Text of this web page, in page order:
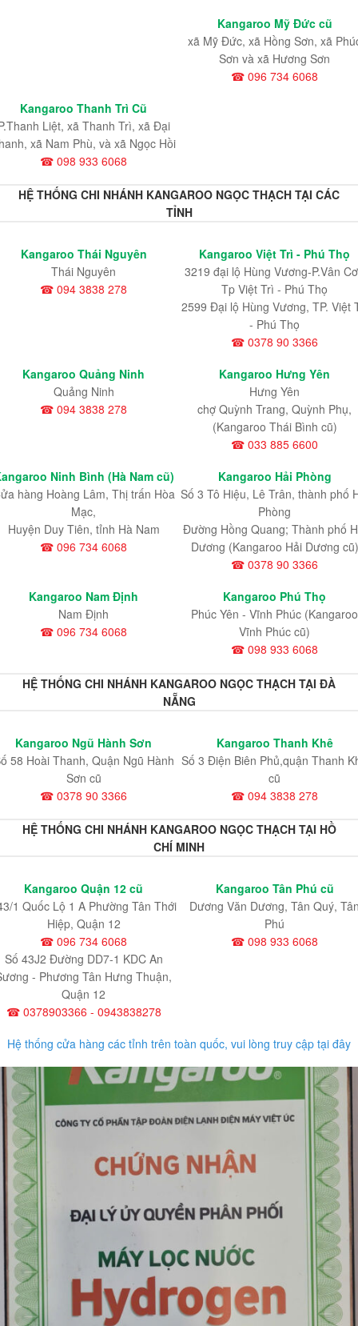
Kangaroo Mỹ Đức cũ
xã Mỹ Đức, xã Hồng Sơn, xã
Sơn và xã Hương Sơn
☎ 096 734 6068
Kangaroo Thanh Trì Cũ
Liệt, xã Thanh Trì, xã Đại
xã Nam Phù, và xã Ngọc Hồi
☎ 098 933 6068
HỆ THỐNG CHI NHÁNH KANGAROO NGỌC THẠCH TẠI CÁC
TỈNH
Kangaroo Thái Nguyên
Thái Nguyên
☎ 094 3838 278
Kangaroo Việt Trì - Phú Thọ
3219 đại lộ Hùng Vương-P.Vân
Tp Việt Trì - Phú Thọ
2599 Đại lộ Hùng Vương, TP. Việt
- Phú Thọ
☎ 0378 90 3366
Kangaroo Quảng Ninh
Quảng Ninh
☎ 094 3838 278
Kangaroo Hưng Yên
Hưng Yên
chợ Quỳnh Trang, Quỳnh Phụ,
(Kangaroo Thái Bình cũ)
☎ 033 885 6600
Ninh Bình (Hà Nam cũ)
hàng Hoàng Lâm, Thị trấn Hòa
Mạc,
Huyện Duy Tiên, tỉnh Hà Nam
☎ 096 734 6068
Kangaroo Hải Phòng
Số 3 Tô Hiệu, Lê Trân, thành phố
Phòng
Đường Hồng Quang; Thành phố
Dương (Kangaroo Hải Dương cũ)
☎ 0378 90 3366
Kangaroo Nam Định
Nam Định
☎ 096 734 6068
Kangaroo Phú Thọ
Phúc Yên - Vĩnh Phúc (Kangaroo
Vĩnh Phúc cũ)
☎ 098 933 6068
HỆ THỐNG CHI NHÁNH KANGAROO NGỌC THẠCH TẠI ĐÀ
NẴNG
Kangaroo Ngũ Hành Sơn
58 Hoài Thanh, Quận Ngũ Hành
Sơn cũ
☎ 0378 90 3366
Kangaroo Thanh Khê
Số 3 Điện Biên Phủ,quận Thanh
cũ
☎ 094 3838 278
HỆ THỐNG CHI NHÁNH KANGAROO NGỌC THẠCH TẠI HỒ
CHÍ MINH
Kangaroo Quận 12 cũ
1 Quốc Lộ 1 A Phường Tân Thới
Hiệp, Quận 12
☎ 096 734 6068
Số 43J2 Đường DD7-1 KDC An
- Phương Tân Hưng Thuận,
Quận 12
☎ 0378903366 - 0943838278
Kangaroo Tân Phú cũ
Dương Văn Dương, Tân Quý,
Phú
☎ 098 933 6068
Hệ thống cửa hàng các tỉnh trên toàn quốc, vui lòng truy cập tại đây